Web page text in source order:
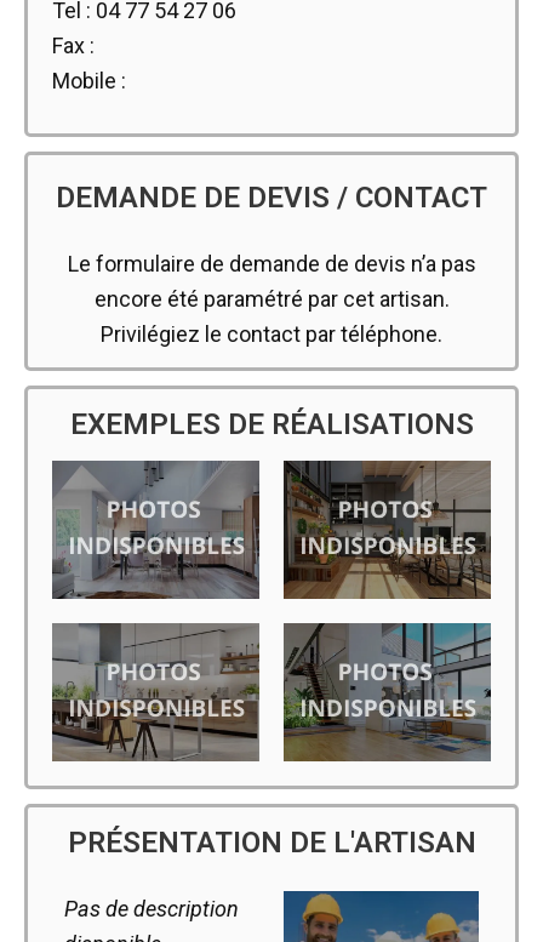
Tel : 04 77 54 27 06
Fax :
Mobile :
DEMANDE DE DEVIS / CONTACT
Le formulaire de demande de devis n’a pas
encore été paramétré par cet artisan.
Privilégiez le contact par téléphone.
EXEMPLES DE RÉALISATIONS
PRÉSENTATION DE L'ARTISAN
Pas de description